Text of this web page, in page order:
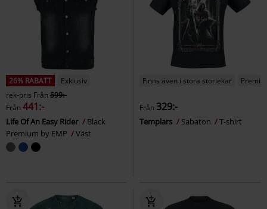
26% RABATT
Exklusiv
rek-pris Från599:-
Från441:-
Life Of An Easy Rider
Black
Premium by EMP
Väst
Finns även i stora storlekar
Från 329:-
Templars Sabaton T-shirt